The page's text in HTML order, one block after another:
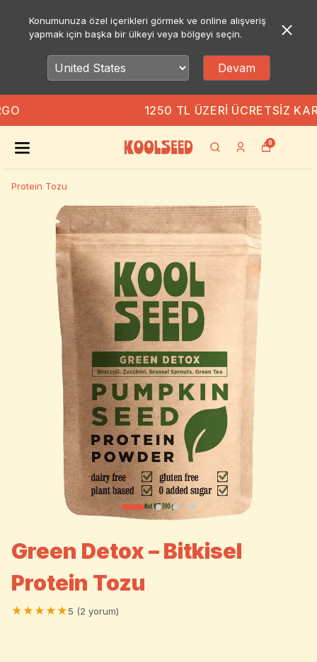
Konumunuza özel içerikleri görmek ve online alışveriş
yapmak için başka bir ülkeyi veya bölgeyi seçin.
Devam
1250 TL ÜZERI ÜCRETSIZ KARGO
0
Protein Tozu
Green Detox – Bitkisel
Protein Tozu
★★★★★5 (2 yorum)